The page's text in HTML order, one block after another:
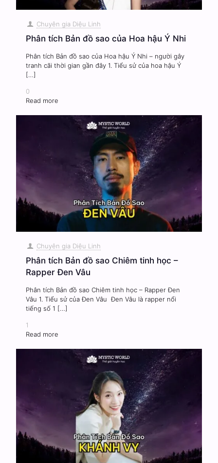
Chuyên gia Diệu Linh
Phân tích Bản đồ sao của Hoa hậu Ý Nhi
Phân tích Bản đồ sao của Hoa hậu Ý Nhi – người gây
tranh cãi thời gian gần đây 1. Tiểu sử của hoa hậu Ý
[…]
0
Read more
Chuyên gia Diệu Linh
Phân tích Bản đồ sao Chiêm tinh học –
Rapper Đen Vâu
Phân tích Bản đồ sao Chiêm tinh học – Rapper Đen
Vâu 1. Tiểu sử của Đen Vâu Đen Vâu là rapper nổi
tiếng số 1 […]
1
Read more